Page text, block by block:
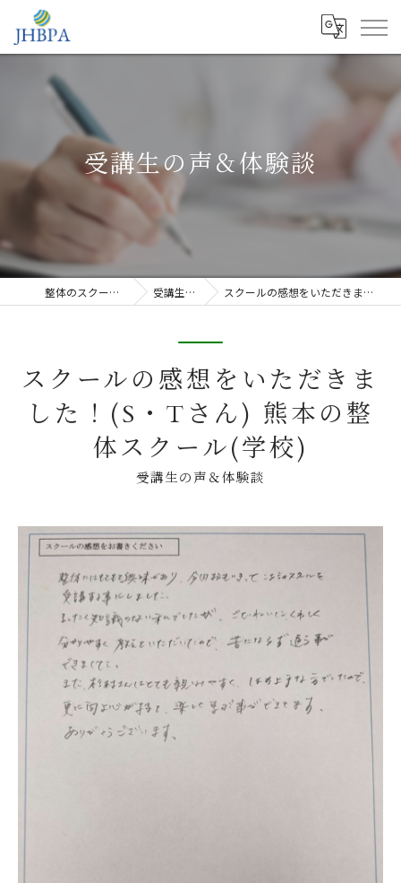
受講生の声＆体験談
整体のスクールならJHB整体スクール 受講生の声＆体験談 スクールの感想をいただきました！(S・Tさん) 熊本の整体スクール(学校)
受講生の声＆体験談
スクールの感想をいただきま
した！(S・Tさん) 熊本の整
体スクール(学校)